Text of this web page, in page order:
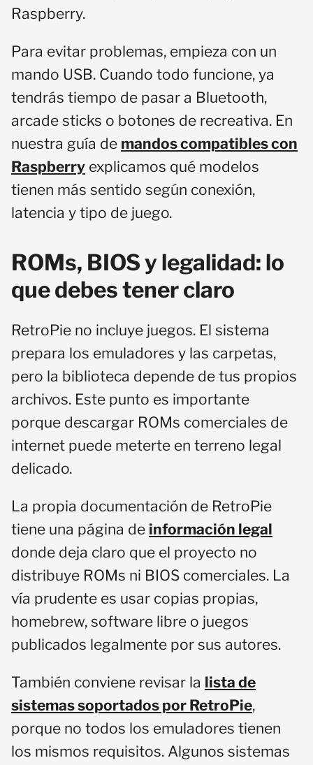
Raspberry.
Para evitar problemas, empieza con un
mando USB. Cuando todo funcione, ya
tendrás tiempo de pasar a Bluetooth,
arcade sticks o botones de recreativa. En
nuestra guía de mandos compatibles con
Raspberry explicamos qué modelos
tienen más sentido según conexión,
latencia y tipo de juego.
ROMs, BIOS y legalidad: lo
que debes tener claro
RetroPie no incluye juegos. El sistema
prepara los emuladores y las carpetas,
pero la biblioteca depende de tus propios
archivos. Este punto es importante
porque descargar ROMs comerciales de
internet puede meterte en terreno legal
delicado.
La propia documentación de RetroPie
tiene una página de información legal
donde deja claro que el proyecto no
distribuye ROMs ni BIOS comerciales. La
vía prudente es usar copias propias,
homebrew, software libre o juegos
publicados legalmente por sus autores.
También conviene revisar la lista de
sistemas soportados por RetroPie,
porque no todos los emuladores tienen
los mismos requisitos. Algunos sistemas